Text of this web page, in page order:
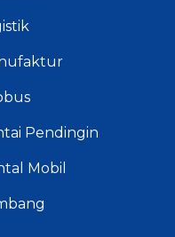
Pendingin
Mobil